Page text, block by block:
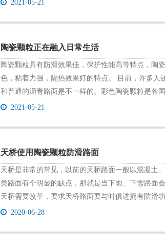
2021-05-21
陶瓷颗粒正在融入日常生活
陶瓷颗粒具有防滑效果佳，保护性能高等特点，陶
色，粘着力强，隔热效果好的特点。 目前，许多
和普通的沥青路面是不一样的。彩色陶瓷颗粒是各
2021-05-21
天桥使用陶瓷颗粒防滑路面
天桥是非常的常见，以前的天桥路面一般以混凝土
类路面有个明显的缺点，那就是当下雨、下雪路面
天桥需要改革，要求天桥路面要与时俱进拥有防滑
2020-06-28